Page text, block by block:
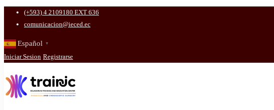
(+593) 4 2109180 EXT 636
comunicacion@ieced.ec
Español ▼
Iniciar Sesion Registrarse